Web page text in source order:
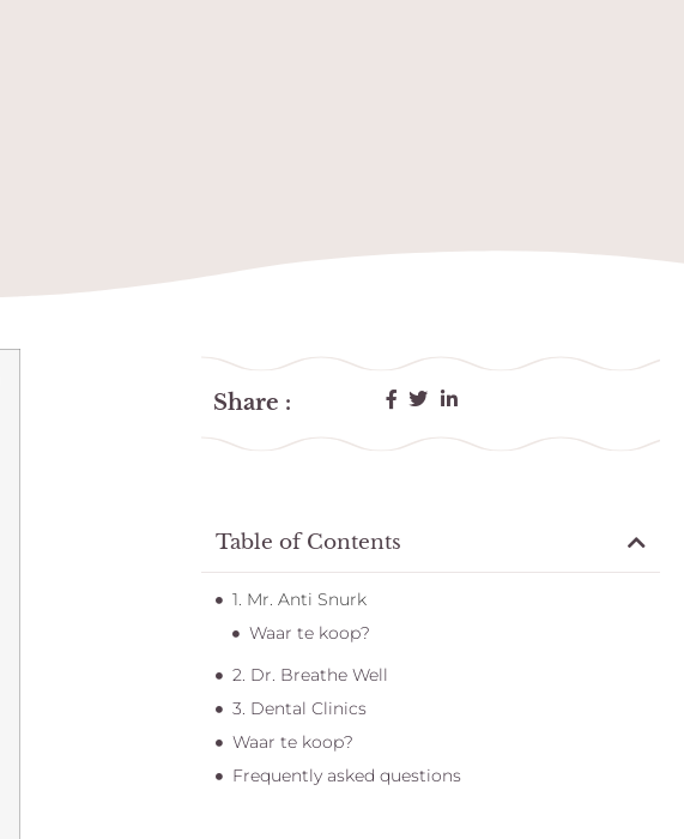
Share :
Table of Contents
1. Mr. Anti Snurk
Waar te koop?
2. Dr. Breathe Well
3. Dental Clinics
Waar te koop?
Frequently asked questions